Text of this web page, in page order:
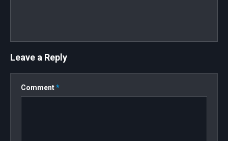
Leave a Reply
Comment*